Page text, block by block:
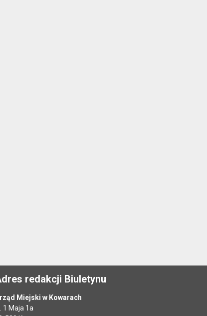
redakcji Biuletynu
Miejski w Kowarach
1 Maja 1a